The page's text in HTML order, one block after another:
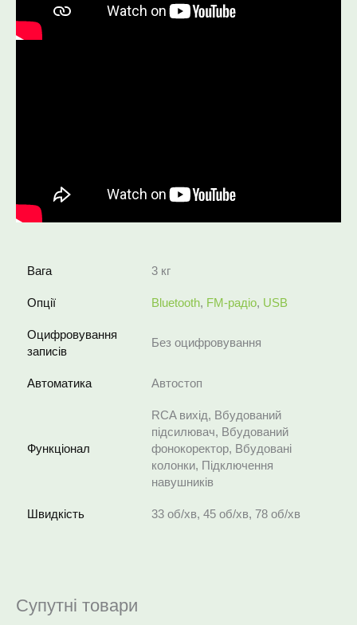
Вага 3 кг
Опції Bluetooth, FM-радіо, USB
Оцифровування
записів
Без оцифровування
Автоматика Автостоп
Функціонал
RCA вихід, Вбудований
підсилювач, Вбудований
фонокоректор, Вбудовані
колонки, Підключення
навушників
Швидкість 33 об/хв, 45 об/хв, 78 об/хв
Супутні товари